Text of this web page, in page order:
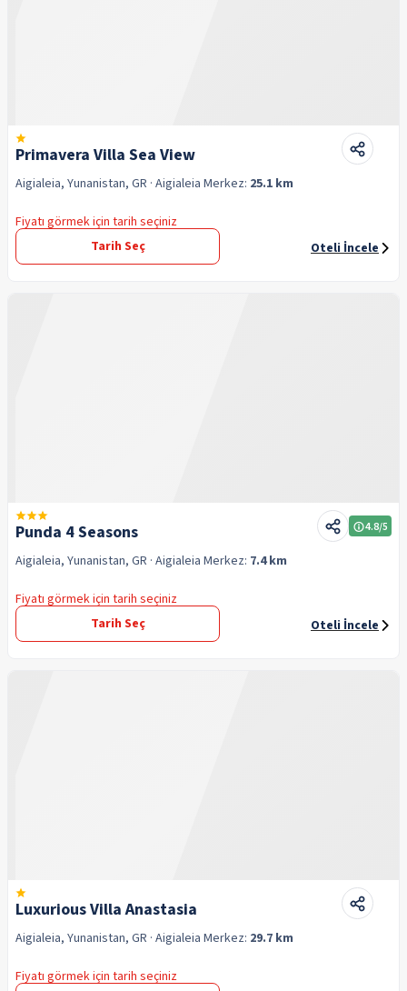
Primavera Villa Sea View
Aigialeia, Yunanistan, GR · Aigialeia Merkez: 25.1 km
Fiyatı görmek için tarih seçiniz
Tarih Seç
Oteli İncele
Punda 4 Seasons 4.8/5
Aigialeia, Yunanistan, GR · Aigialeia Merkez: 7.4 km
Fiyatı görmek için tarih seçiniz
Tarih Seç
Oteli İncele
Luxurious Villa Anastasia
Aigialeia, Yunanistan, GR · Aigialeia Merkez: 29.7 km
Fiyatı görmek için tarih seçiniz